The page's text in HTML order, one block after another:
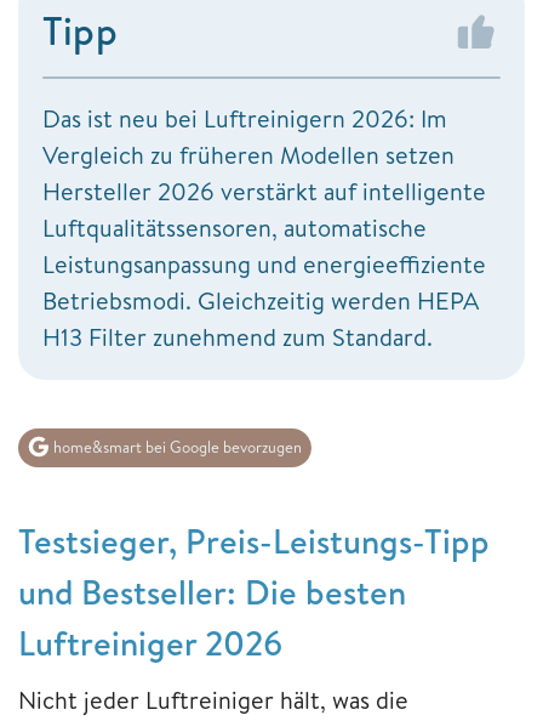
Tipp
Das ist neu bei Luftreinigern 2026: Im
Vergleich zu früheren Modellen setzen
Hersteller 2026 verstärkt auf intelligente
Luftqualitätssensoren, automatische
Leistungsanpassung und energieeffiziente
Betriebsmodi. Gleichzeitig werden HEPA
H13 Filter zunehmend zum Standard.
home&smart bei Google bevorzugen
Testsieger, Preis-Leistungs-Tipp
und Bestseller: Die besten
Luftreiniger 2026
Nicht jeder Luftreiniger hält, was die